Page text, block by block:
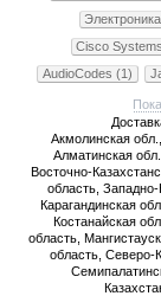
Cisco
AudioCodes (1)
Radvision (1)
AddPac (1)
Yeastar (1)
телефоны оптом
телефоны оптом
Акмолинская
Алматинская
Восточно-
область, Западно-
Карагандинская
Костанайская
область,
область, Северо-